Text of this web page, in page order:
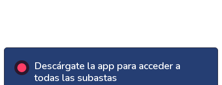
Descárgate la app para acceder a
todas las subastas